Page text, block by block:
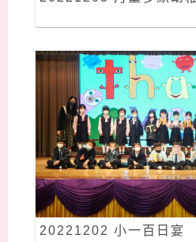
20221202 小一百日宴